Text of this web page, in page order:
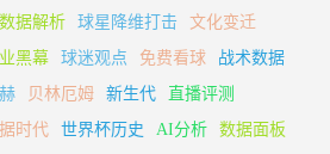
数据解析 球星降维打击
文化变迁
黑幕 球迷观点 免费看球
战术数据
贝林厄姆 新生代
直播评测
时代 世界杯历史 AI分析
数据面板